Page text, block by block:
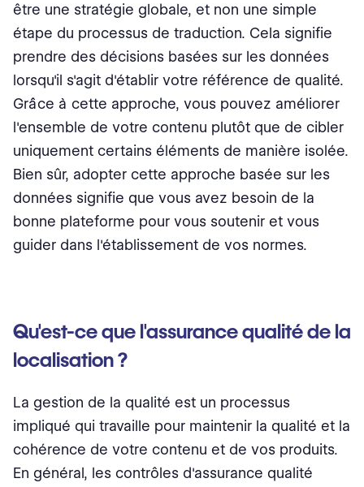
être une stratégie globale, et non une simple
étape du processus de traduction. Cela signifie
prendre des décisions basées sur les données
lorsqu'il s'agit d'établir votre référence de qualité.
Grâce à cette approche, vous pouvez améliorer
l'ensemble de votre contenu plutôt que de cibler
uniquement certains éléments de manière isolée.
Bien sûr, adopter cette approche basée sur les
données signifie que vous avez besoin de la
bonne plateforme pour vous soutenir et vous
guider dans l'établissement de vos normes.
Qu'est-ce que l'assurance qualité de la
localisation ?
La gestion de la qualité est un processus
impliqué qui travaille pour maintenir la qualité et la
cohérence de votre contenu et de vos produits.
En général, les contrôles d'assurance qualité